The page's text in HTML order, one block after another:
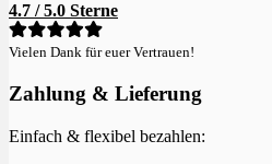
4.7 / 5.0 Sterne
Vielen Dank für euer Vertrauen!
Zahlung & Lieferung
Einfach & flexibel bezahlen: